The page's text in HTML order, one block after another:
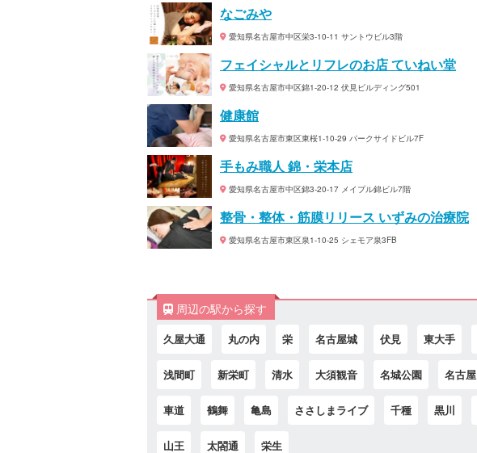
なごみや
愛知県名古屋市中区栄3-10-11 サントウビル3階
フェイシャルとリフレのお店 ていねい堂
愛知県名古屋市中区錦1-20-12 伏見ビルディング501
健康館
愛知県名古屋市東区東桜1-10-29 パークサイドビル7F
手もみ職人 錦・栄本店
愛知県名古屋市中区錦3-20-17 メイプル錦ビル7階
整骨・整体・筋膜リリース いずみの治療院
愛知県名古屋市東区泉1-10-25 シェモア泉3FB
周辺の駅から探す
久屋大通 丸の内 栄 名古屋城 伏見 東大手
浅間町 新栄町 清水 大須観音 名城公園 名古屋
車道 鶴舞 亀島 ささしまライブ 千種 黒川
山王 太閤通 栄生